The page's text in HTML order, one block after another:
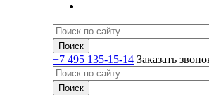
+7 495 135-15-14 Заказать